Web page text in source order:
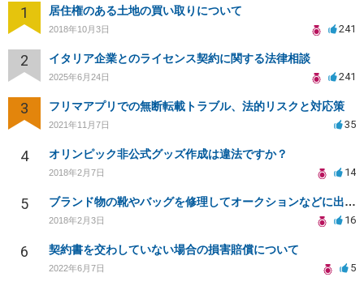
1 居住権のある土地の買い取りについて
2018年10月3日 241
2 イタリア企業とのライセンス契約に関する法律相談
2025年6月24日 241
3 フリマアプリでの無断転載トラブル、法的リスクと対応策
2021年11月7日 35
4 オリンピック非公式グッズ作成は違法ですか？
2018年2月7日 14
5 ブランド物の靴やバッグを修理してオークションなどに出品したりすることは商標権の侵害にあたりますか？
2018年2月3日 16
6 契約書を交わしていない場合の損害賠償について
2022年6月7日 5